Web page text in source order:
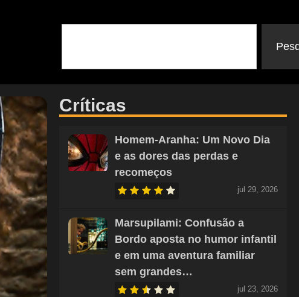
Críticas
Homem-Aranha: Um Novo Dia
e as dores das perdas e
recomeços
jul 29, 2026
Marsupilami: Confusão a
Bordo aposta no humor infantil
e em uma aventura familiar
sem grandes…
jul 23, 2026